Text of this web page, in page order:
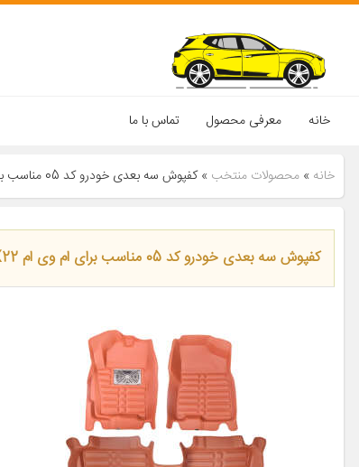
خانه معرفی محصول تماس با ما
خانه » محصولات منتخب »کفپوش سه بعدی خودرو کد 05 مناسب برای ام وی ام X22 به همراه کفپوش صندوق
کفپوش سه بعدی خودرو کد 05 مناسب برای ام وی ام X22 به همراه کفپوش صندوق